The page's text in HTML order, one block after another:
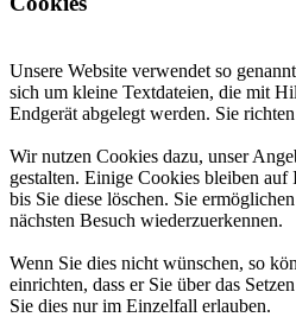
Unsere Website verwendet so
sich um kleine Textdateien, die mit
Endgerät abgelegt werden. Sie
Wir nutzen Cookies dazu, unser
gestalten. Einige Cookies bleiben auf
bis Sie diese löschen. Sie
nächsten Besuch wiederzuerkennen.
Wenn Sie dies nicht wünschen, so
einrichten, dass er Sie über das
Sie dies nur im Einzelfall erlauben.